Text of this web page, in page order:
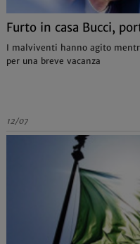
Furto in casa Bucci,
I malviventi hanno agito
per una breve vacanza
12/07